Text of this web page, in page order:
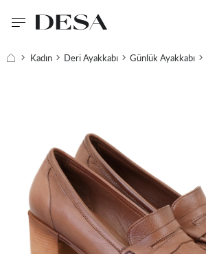
Kadın Deri Ayakkabı Günlük Ayakkabı